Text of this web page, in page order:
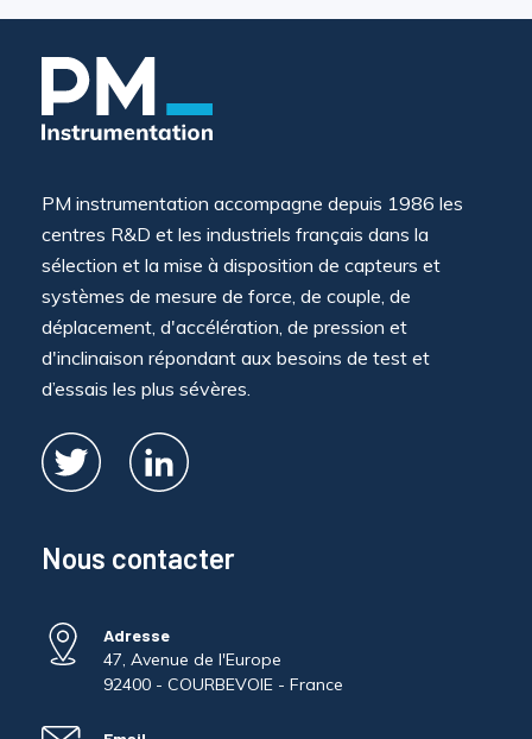
PM instrumentation accompagne depuis 1986 les
centres R&D et les industriels français dans la
sélection et la mise à disposition de capteurs et
systèmes de mesure de force, de couple, de
déplacement, d'accélération, de pression et
d'inclinaison répondant aux besoins de test et
d’essais les plus sévères.
Nous contacter
Adresse
47, Avenue de l'Europe
92400 - COURBEVOIE - France